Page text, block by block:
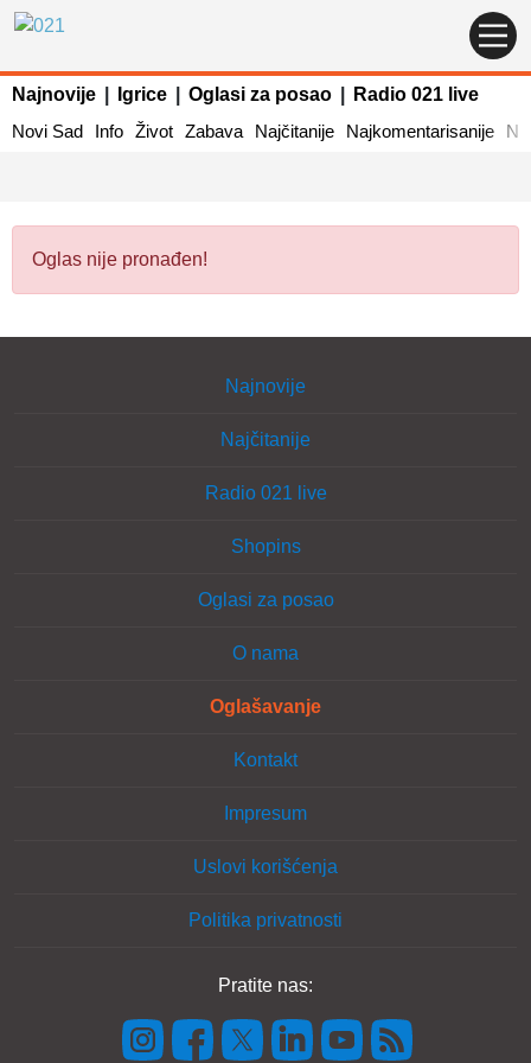
Najnovije Igrice Oglasi za posao
Radio 021 live
Novi Sad
Info Život Zabava Najčitanije Najkomentarisanije
Oglas nije pronađen!
Najnovije
Najčitanije
Radio 021 live
Shopins
Oglasi za posao
O nama
Oglašavanje
Kontakt
Impresum
Uslovi korišćenja
Politika privatnosti
Pratite nas: